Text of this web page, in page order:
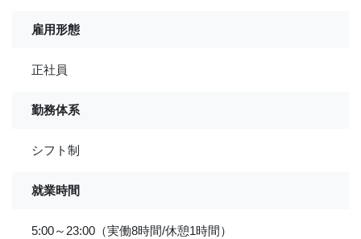
雇用形態
正社員
勤務体系
シフト制
就業時間
5:00～23:00（実働8時間/休憩1時間）